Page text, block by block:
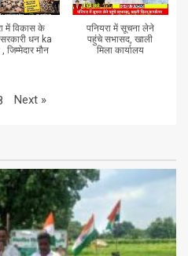
में विकास के
सरकारी धन ka
जिम्मेदार मौन
पनियरा में सूचना लेने
पहुंचे सभासद, खाली
मिला कार्यालय
Next »